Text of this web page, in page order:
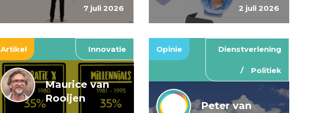
7 juli 2026 2 juli 2026
Artikel Innovatie
Maurice van
Rooijen
Opinie Dienstverlening
Politiek
Peter van